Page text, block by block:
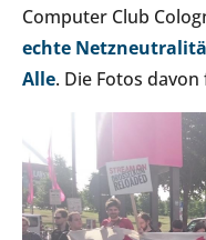
Computer Club
echte
Alle. Die Fotos